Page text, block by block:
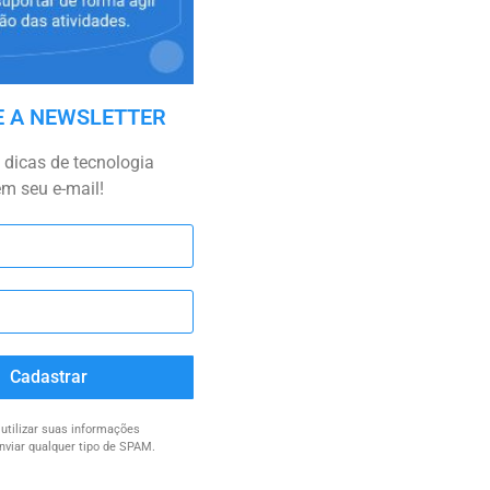
A NEWSLETTER
dicas de tecnologia
seu e-mail!
Cadastrar
suas informações
qualquer tipo de SPAM.